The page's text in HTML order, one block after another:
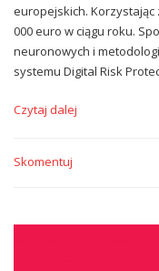
europejskich. Korzystając
000 euro w ciągu roku.
neuronowych i
systemu Digital Risk
Czytaj dalej
Skomentuj